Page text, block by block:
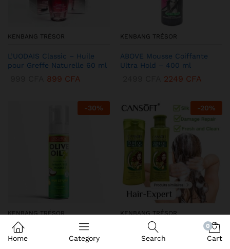
KENBANG TRÉSOR
L’UODAIS Classic – Huile
pour Greffe Naturelle 60 ml
899 CFA
KENBANG TRÉSOR
ABOVE Mousse Coiffante
Ultra Hold – 400 ml
2249 CFA
-30%
KENBANG TRÉSOR
DEQROY Olive Oil Mousse
Coiffante – Hold & Shine
-20%
KENBANG TRÉSOR
Duo CANSoft Shampooing &
Après-shampooing à l’Huile
Home Category Search
0
Cart